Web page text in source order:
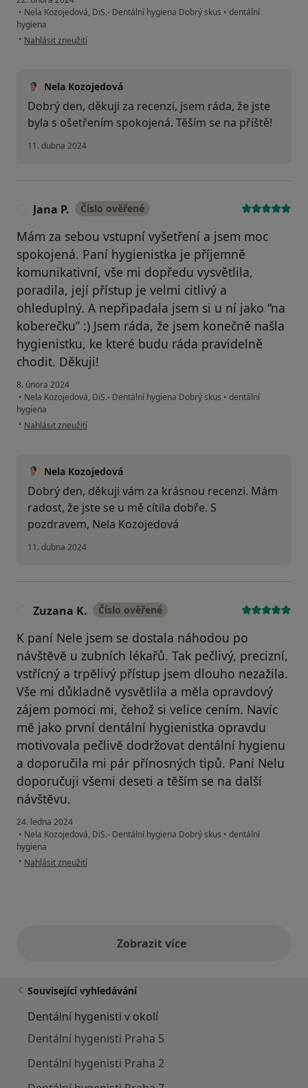
• Nela Kozojedová, DiS.- Dentální hygiena Dobrý skus • dentální
hygiena
• podle názoru uživatele Anna J.
Nahlásit zneužití
Nela Kozojedová
Dobrý den, děkuji za recenzi, jsem ráda, že jste
byla s ošetřením spokojená. Těším se na příště!
11. dubna 2024
Jana P. Číslo ověřené
Mám za sebou vstupní vyšetření a jsem moc
spokojená. Paní hygienistka je příjemně
komunikativní, vše mi dopředu vysvětlila,
poradila, její přístup je velmi citlivý a
ohleduplný. A nepřipadala jsem si u ní jako “na
koberečku” :) Jsem ráda, že jsem konečně našla
hygienistku, ke které budu ráda pravidelně
chodit. Děkuji!
8. února 2024
• Nela Kozojedová, DiS.- Dentální hygiena Dobrý skus • dentální
hygiena
• podle názoru uživatele Jana P.
Nahlásit zneužití
Nela Kozojedová
Dobrý den, děkuji vám za krásnou recenzi. Mám
radost, že jste se u mě cítila dobře. S
pozdravem, Nela Kozojedová
11. dubna 2024
Zuzana K. Číslo ověřené
K paní Nele jsem se dostala náhodou po
návštĕvĕ u zubních lékařů. Tak pečlivý, precizní,
vstřícný a trpĕlivý přístup jsem dlouho nezažila.
Vše mi důkladnĕ vysvĕtlila a mĕla opravdový
zájem pomoci mi, čehož si velice cením. Navíc
mĕ jako první dentální hygienistka opravdu
motivovala pečlivĕ dodržovat dentální hygienu
a doporučila mi pár přínosných tipů. Paní Nelu
doporučuji všemi deseti a tĕším se na další
návštĕvu.
24. ledna 2024
• Nela Kozojedová, DiS.- Dentální hygiena Dobrý skus • dentální
hygiena
• podle názoru uživatele Zuzana K.
Nahlásit zneužití
Zobrazit vícevýše uvedené názory
Související vyhledávání
Dentální hygenisti v okolí
Dentální hygenisti Praha 5
Dentální hygenisti Praha 2